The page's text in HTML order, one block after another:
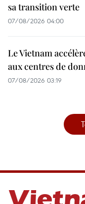
sa transition verte
07/08/2026 04:00
Le Vietnam
aux centres de
07/08/2026 03:19